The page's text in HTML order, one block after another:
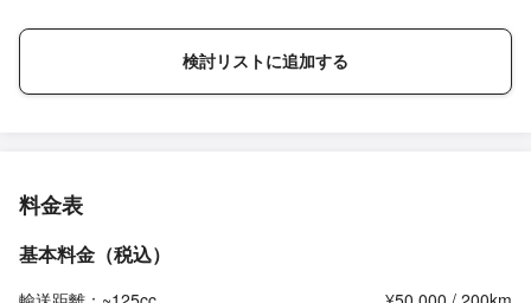
検討リストに追加する
料金表
基本料金（税込）